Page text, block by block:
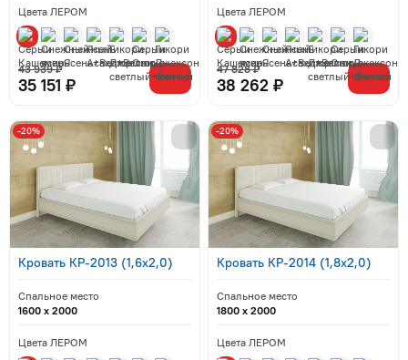
Цвета ЛЕРОМ
35 151 ₽
43 939 ₽
Цвета ЛЕРОМ
38 262 ₽
47 828 ₽
Кровать КР-2013 (1,6x2,0)
Спальное место
1600 x 2000
Цвета ЛЕРОМ
-20%
Кровать КР-2014 (1,8x2,0)
Спальное место
1800 x 2000
Цвета ЛЕРОМ
-20%